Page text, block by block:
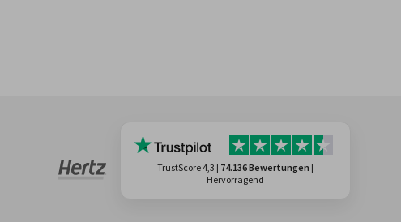
TrustScore 4,3 | 74.136 Bewertungen |
Hervorragend